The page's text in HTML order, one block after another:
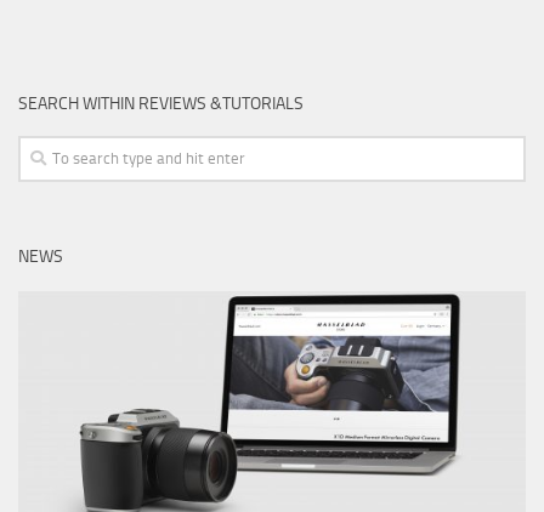
SEARCH WITHIN REVIEWS &TUTORIALS
NEWS